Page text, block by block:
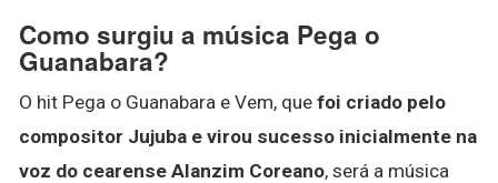
Como surgiu a música Pega o
Guanabara?
O hit Pega o Guanabara e Vem, que foi criado pelo
compositor Jujuba e virou sucesso inicialmente na
voz do cearense Alanzim Coreano, será a música